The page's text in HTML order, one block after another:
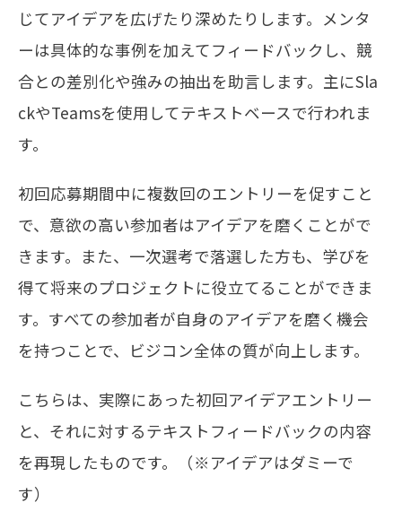
じてアイデアを広げたり深めたりします。メンタ
ーは具体的な事例を加えてフィードバックし、競
合との差別化や強みの抽出を助言します。主にSla
ckやTeamsを使用してテキストベースで行われま
す。
初回応募期間中に複数回のエントリーを促すこと
で、意欲の高い参加者はアイデアを磨くことがで
きます。また、一次選考で落選した方も、学びを
得て将来のプロジェクトに役立てることができま
す。すべての参加者が自身のアイデアを磨く機会
を持つことで、ビジコン全体の質が向上します。
こちらは、実際にあった初回アイデアエントリー
と、それに対するテキストフィードバックの内容
を再現したものです。（※アイデアはダミーで
す）